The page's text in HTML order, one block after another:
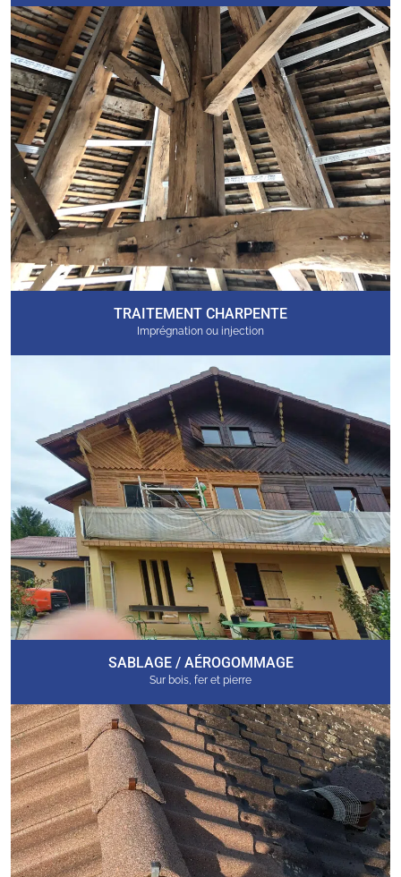
TRAITEMENT CHARPENTE
Imprégnation ou injection
SABLAGE / AÉROGOMMAGE
Sur bois, fer et pierre